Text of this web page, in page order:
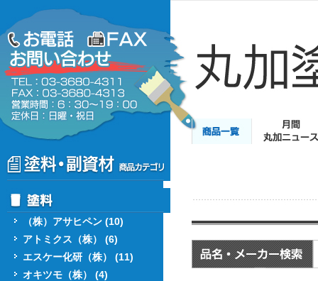
（株）アサヒペン (10)
アトミクス（株） (6)
エスケー化研（株） (11)
オキツモ（株） (4)